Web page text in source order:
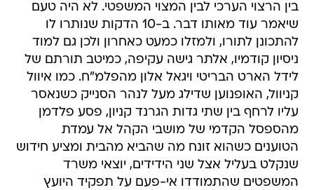
בין הרצוי הערכי לבין המצוי המשפטי. לא היה טעם
שיאמר עוד מאותו דבר. ב-10 הדקות שנותרו לו
להתכונן לתורו, ולמזלו כמעט כאחרון ולכן גם למוד
ניסיון קודמיו, אלתר גישה עקיפה, כמיטב תורתם של
לידל הארט הבריטי ויגאל אלון מהפלמ"ח. כמו איוול
קניוול, האופנוען שדילג מעל לנהר הסנייק כשנאסר
עליו לרחף בין שתי גדות הגרנד קניון, פסע פלדמן
מהספסל הקדמי של מושבי הקהל אל עמדת
הטוענים כשהוא זונח מה שהביא מהבית ומציע חידוש
שנקלט בעליל אצל שני הידידים, יוצאי משרד
המשפטים שהתמודדו אי-פעם על תפקיד היועץ